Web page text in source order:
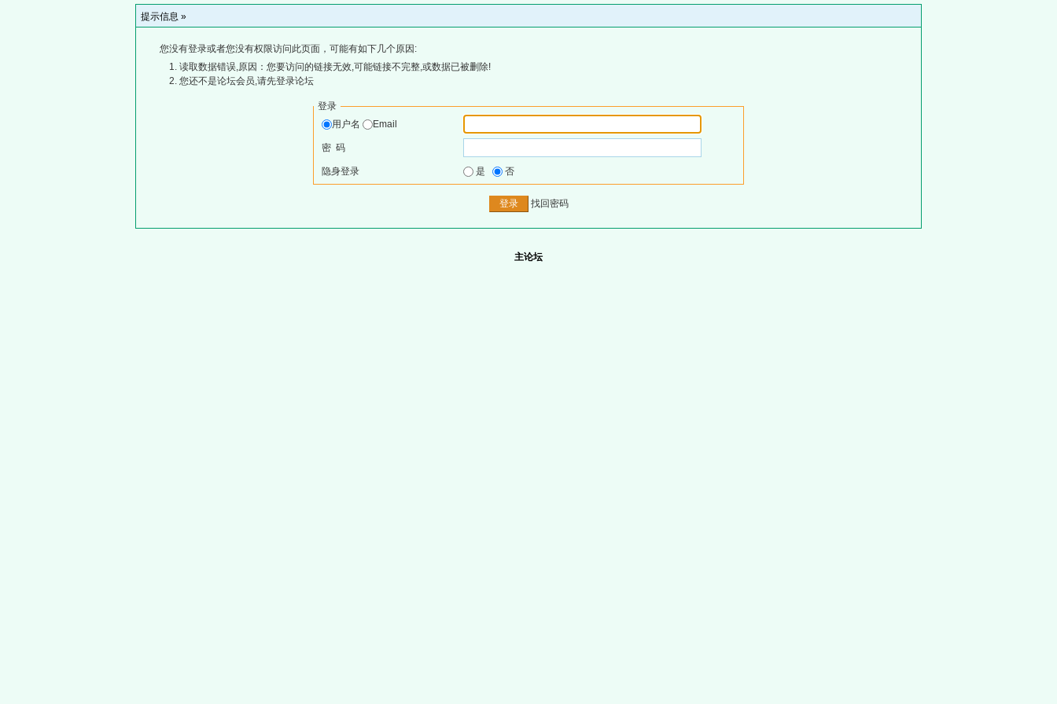
提示信息 »
您没有登录或者您没有权限访问此页面，可能有如下几个原因:
读取数据错误,原因：您要访问的链接无效,可能链接不完整,或数据已被删除!
您还不是论坛会员,请先登录论坛
登录
用户名
Email
密 码
隐身登录 是 否
找回密码
主论坛